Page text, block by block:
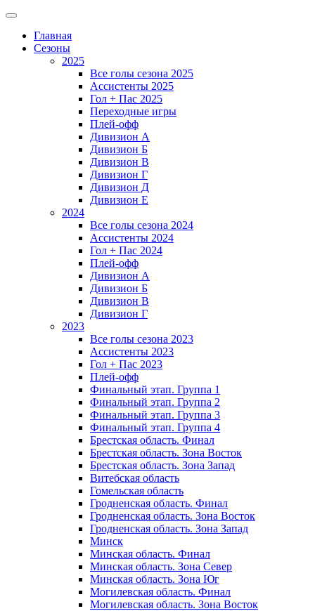
Главная
Сезоны
2025
Все голы сезона 2025
Ассистенты 2025
Гол + Пас 2025
Переходные игры
Плей-офф
Дивизион A
Дивизион Б
Дивизион В
Дивизион Г
Дивизион Д
Дивизион Е
2024
Все голы сезона 2024
Ассистенты 2024
Гол + Пас 2024
Плей-офф
Дивизион A
Дивизион Б
Дивизион В
Дивизион Г
2023
Все голы сезона 2023
Ассистенты 2023
Гол + Пас 2023
Плей-офф
Финальный этап. Группа 1
Финальный этап. Группа 2
Финальный этап. Группа 3
Финальный этап. Группа 4
Брестская область. Финал
Брестская область. Зона Восток
Брестская область. Зона Запад
Витебская область
Гомельская область
Гродненская область. Финал
Гродненская область. Зона Восток
Гродненская область. Зона Запад
Минск
Минская область. Финал
Минская область. Зона Север
Минская область. Зона Юг
Могилевская область. Финал
Могилевская область. Зона Восток